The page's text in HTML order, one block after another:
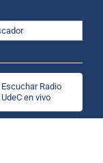
Escuchar Radio
UdeC en vivo